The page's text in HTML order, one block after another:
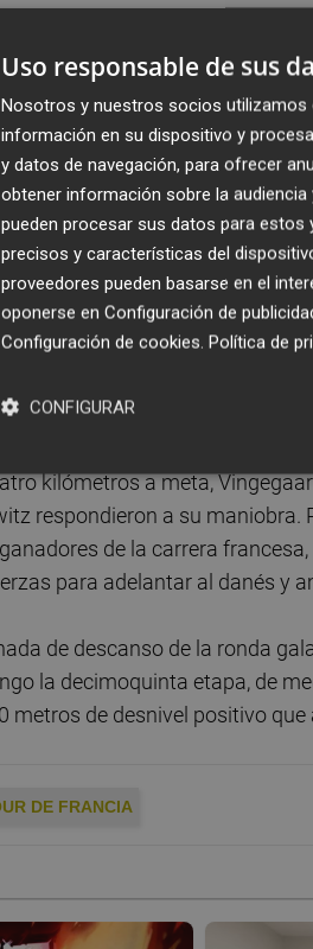
maneja ahora 4:13 en la
1:12, mientras que el alemán
después de terminar quinto
ser otro que el Tourmalet el
hizo cumbre en solitario,
el propio Arensman o el
unida hasta que, a falta de
durante el descenso al
Pogacar manteniendo a raya
kilómetros a meta,
respondieron a su maniobra.
de la carrera
para adelantar al danés y
de descanso de la ronda
la decimoquinta etapa, de
metros de desnivel positivo
DE FRANCIA
Uso responsable de sus
Nosotros y nuestros socios utilizamos
información en su dispositivo y
y datos de navegación, para ofrecer
obtener información sobre la
pueden procesar sus datos para
precisos y características del
proveedores pueden basarse en el
oponerse en Configuración de
Configuración de cookies. Política de
CONFIGURAR